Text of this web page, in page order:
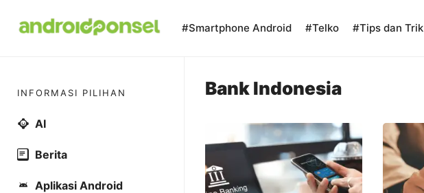
#Smartphone Android #Telko #Tips dan Trik
Bank Indonesia
INFORMASI PILIHAN
AI
Berita
Aplikasi Android